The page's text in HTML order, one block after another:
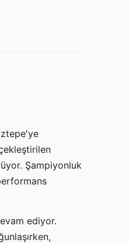
Şampiyonluk
ediyor.